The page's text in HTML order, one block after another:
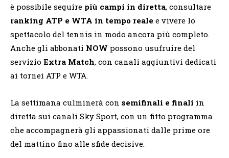
è possibile seguire più campi in diretta, consultare
ranking ATP e WTA in tempo reale e vivere lo
spettacolo del tennis in modo ancora più completo.
Anche gli abbonati NOW possono usufruire del
servizio Extra Match, con canali aggiuntivi dedicati
ai tornei ATP e WTA.
La settimana culminerà con semifinali e finali in
diretta sui canali Sky Sport, con un fitto programma
che accompagnerà gli appassionati dalle prime ore
del mattino fino alle sfide decisive.